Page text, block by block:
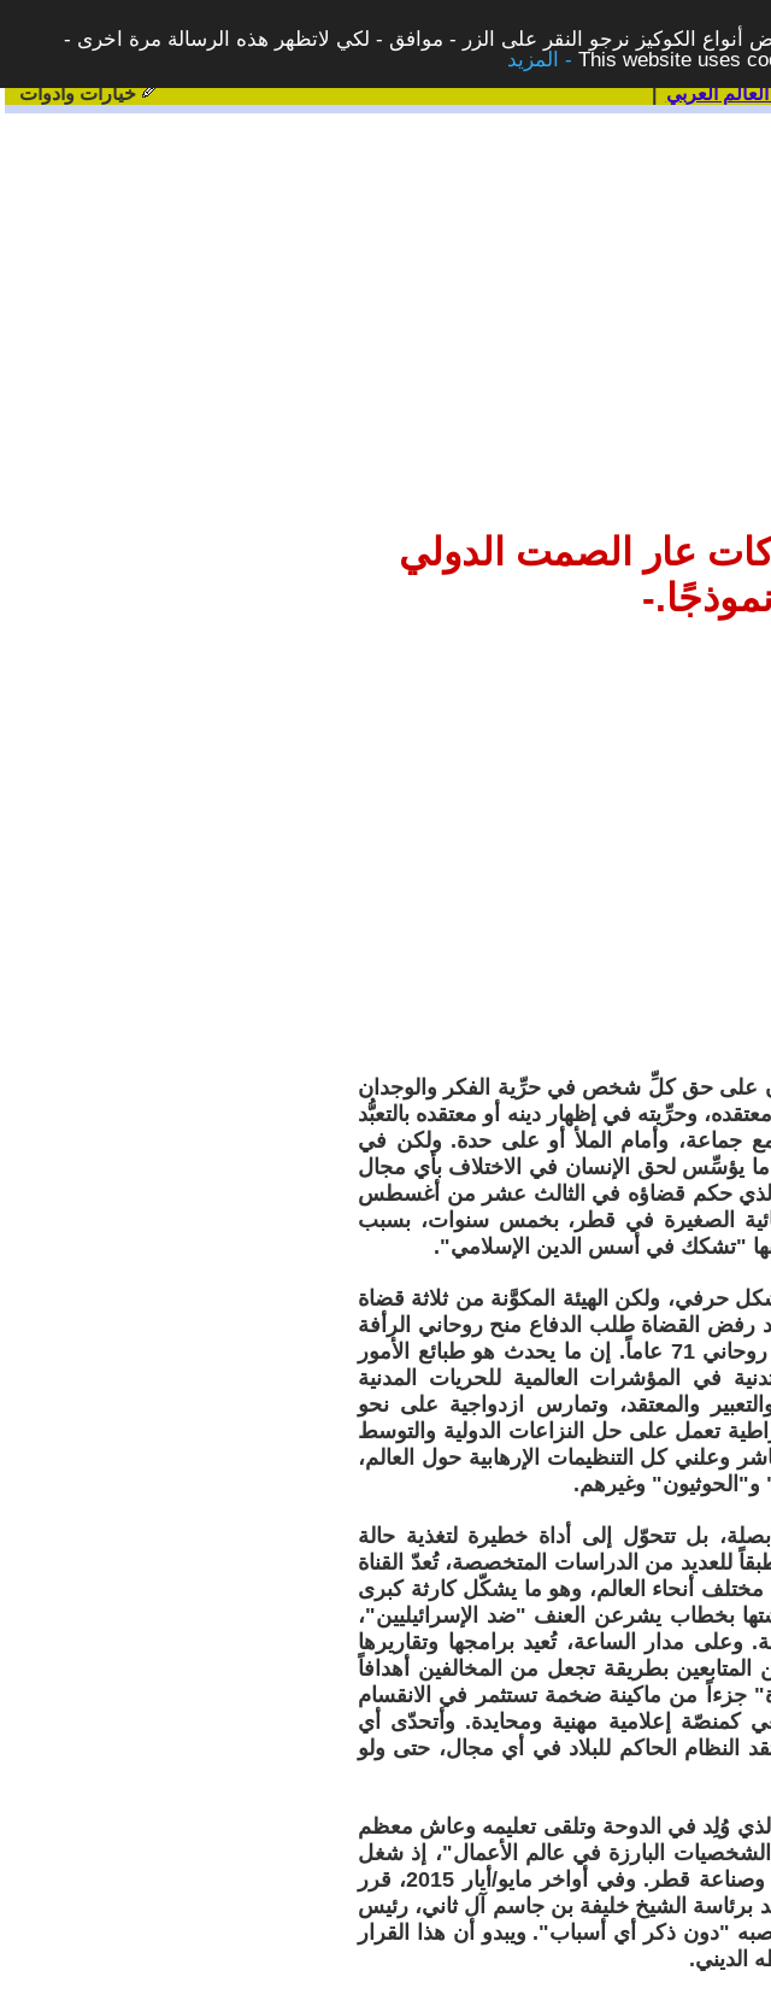
الكوكيز نرجو النقر على الزر - موافق - لكي لاتظهر هذه الرسالة مرة اخرى -
This website uses
| خيارات وادوات
عار الصمت الدولي
الإنسان على حق كلِّ شخص في حرِّية الفكر والوجدان
وحرِّيته في إظهار دينه أو معتقده بالتعبُّد
مع جماعة، وأمام الملأ أو على حدة. ولكن في
ما يؤسِّس لحق الإنسان في الاختلاف بأي مجال
والذي حكم قضاؤه في الثالث عشر من أغسطس
الصغيرة في قطر، بخمس سنوات، بسبب
"تشكك في أسس الدين الإسلامي".
روحاني إلا بتطبيق ما جاء في المادة 18 بشكل حرفي، ولكن الهيئة المكوَّنة من ثلاثة قضاة
رفض القضاة طلب الدفاع منح روحاني الرأفة
استناداً إلى معاناته من مرض في القلب، إذ يبلغ روحاني 71 عاماً. إن ما يحدث هو طبائع الأمور
في المؤشرات العالمية للحريات المدنية
والمعتقد، وتمارس ازدواجية على نحو
تعمل على حل النزاعات الدولية والتوسط
وعلني كل التنظيمات الإرهابية حول العالم،
وغيرهم.
بل تتحوّل إلى أداة خطيرة لتغذية حالة
للعديد من الدراسات المتخصصة، تُعدّ القناة
مختلف أنحاء العالم، وهو ما يشكّل كارثة كبرى
بخطاب يشرعن العنف "ضد الإسرائيليين"،
مدار الساعة، تُعيد برامجها وتقاريرها
بطريقة تجعل من المخالفين أهدافاً
جزءاً من ماكينة ضخمة تستثمر في الانقسام
كمنصّة إعلامية مهنية ومحايدة. وأتحدّى أي
النظام الحاكم للبلاد في أي مجال، حتى ولو
وُلِد في الدوحة وتلقى تعليمه وعاش معظم
البارزة في عالم الأعمال"، إذ شغل
في وقت سابق منصب المدير العام لغرفة تجارة وصناعة قطر. وفي أواخر مايو/أيار 2015، قرر
برئاسة الشيخ خليفة بن جاسم آل ثاني، رئيس
"دون ذكر أي أسباب". ويبدو أن هذا القرار
الديني.